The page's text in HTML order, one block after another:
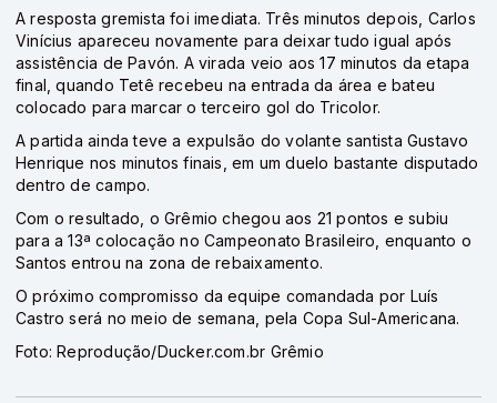
A resposta gremista foi imediata. Três minutos depois, Carlos
Vinícius apareceu novamente para deixar tudo igual após
assistência de Pavón. A virada veio aos 17 minutos da etapa
final, quando Tetê recebeu na entrada da área e bateu
colocado para marcar o terceiro gol do Tricolor.
A partida ainda teve a expulsão do volante santista Gustavo
Henrique nos minutos finais, em um duelo bastante disputado
dentro de campo.
Com o resultado, o Grêmio chegou aos 21 pontos e subiu
para a 13ª colocação no Campeonato Brasileiro, enquanto o
Santos entrou na zona de rebaixamento.
O próximo compromisso da equipe comandada por Luís
Castro será no meio de semana, pela Copa Sul-Americana.
Foto: Reprodução/Ducker.com.br Grêmio